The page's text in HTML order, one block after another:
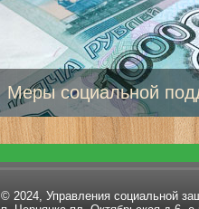
Меры социальной
© 2024, Управления социальной